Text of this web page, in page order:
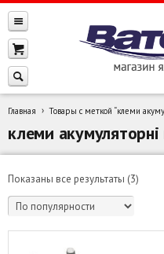
Главная Товары с меткой “клеми
клеми акумуляторні
Показаны все результаты (3)